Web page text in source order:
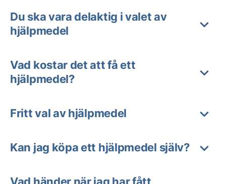
Du ska vara delaktig i valet av
hjälpmedel
Vad kostar det att få ett
hjälpmedel?
Fritt val av hjälpmedel
Kan jag köpa ett hjälpmedel själv?
Vad händer när jag har fått